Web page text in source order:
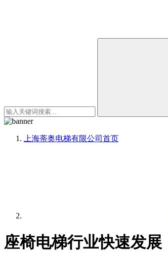
上海蒂奥电梯有限公司 首页
座椅电梯行业快速发